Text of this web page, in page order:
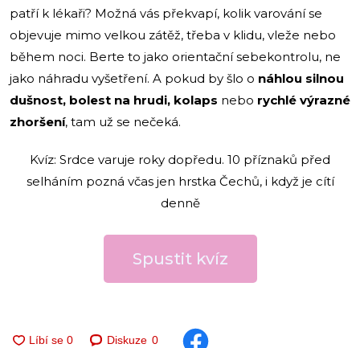
patří k lékaři? Možná vás překvapí, kolik varování se
objevuje mimo velkou zátěž, třeba v klidu, vleže nebo
během noci. Berte to jako orientační sebekontrolu, ne
jako náhradu vyšetření. A pokud by šlo o náhlou silnou
dušnost, bolest na hrudi, kolaps nebo rychlé výrazné
zhoršení, tam už se nečeká.
Kvíz: Srdce varuje roky dopředu. 10 příznaků před
selháním pozná včas jen hrstka Čechů, i když je cítí
denně
Spustit kvíz
Diskuze 0